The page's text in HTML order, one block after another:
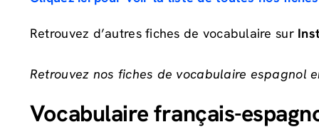
Retrouvez d’autres fiches de vocabulaire sur
Retrouvez nos fiches de vocabulaire espagnol
Vocabulaire français-